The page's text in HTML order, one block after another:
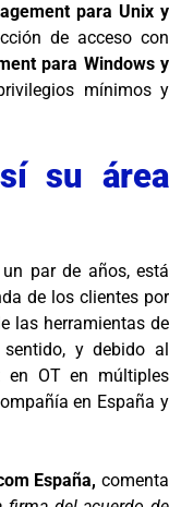
para Unix y
de acceso con
para Windows y
mínimos y
su área
par de años, está
de los clientes por
las herramientas de
y debido al
en OT en múltiples
en España y
España, comenta